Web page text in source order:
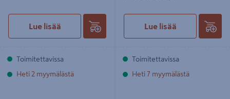
Lue lisää
Toimitettavissa
Heti 2 myymälästä
Lue lisää
Toimitettavissa
Heti 7 myymälästä